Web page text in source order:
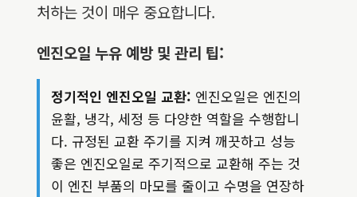
처하는 것이 매우 중요합니다.
엔진오일 누유 예방 및 관리 팁:
정기적인 엔진오일 교환: 엔진오일은 엔진의
윤활, 냉각, 세정 등 다양한 역할을 수행합니
다. 규정된 교환 주기를 지켜 깨끗하고 성능
좋은 엔진오일로 주기적으로 교환해 주는 것
이 엔진 부품의 마모를 줄이고 수명을 연장하